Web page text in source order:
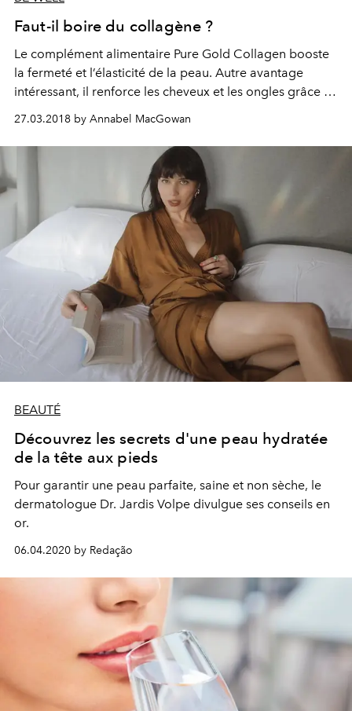
Faut-il boire du collagène ?
Le complément alimentaire Pure Gold Collagen booste
la fermeté et l’élasticité de la peau. Autre avantage
intéressant, il renforce les cheveux et les ongles grâce au
cuivre et à la biotine. À boire à jeun, en cure de un mois,
cette petite bouteille de collagène hydrolysé renforce et
hydrate la peau de l’intérieur. Elle est dosée à 5 g avec
dix actifs, dont les vitamines B6, C et E, du zinc, de
l’acide hyaluronique, de la N-acétylglucosamine et de la
pipérine, pour une meilleure absorption des ingrédients.
27.03.2018 by Annabel MacGowan
BEAUTÉ
Découvrez les secrets d'une peau hydratée
de la tête aux pieds
Pour garantir une peau parfaite, saine et non sèche, le
dermatologue Dr. Jardis Volpe divulgue ses conseils en
or.
06.04.2020 by Redação